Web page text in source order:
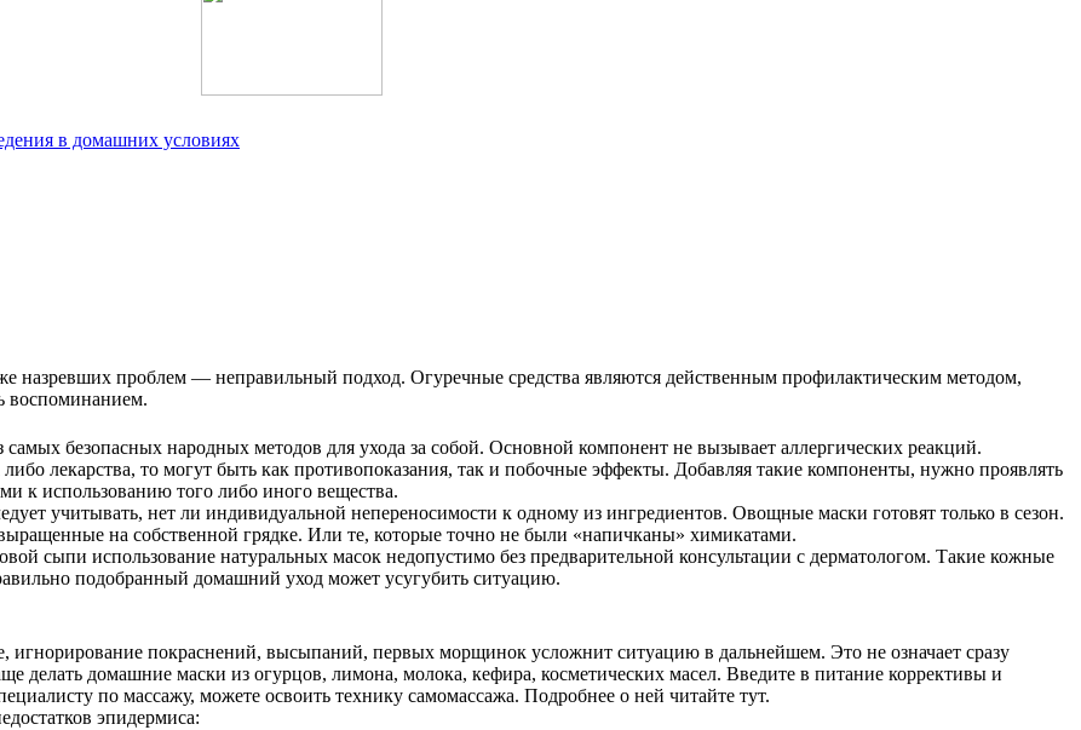
в домашних условиях
назревших проблем — неправильный подход. Огуречные средства являются действенным профилактическим методом,
воспоминанием.
безопасных народных методов для ухода за собой. Основной компонент не вызывает аллергических реакций.
лекарства, то могут быть как противопоказания, так и побочные эффекты. Добавляя такие компоненты, нужно проявлять
к использованию того либо иного вещества.
учитывать, нет ли индивидуальной непереносимости к одному из ингредиентов. Овощные маски готовят только в сезон.
на собственной грядке. Или те, которые точно не были «напичканы» химикатами.
сыпи использование натуральных масок недопустимо без предварительной консультации с дерматологом. Такие кожные
подобранный домашний уход может усугубить ситуацию.
покраснений, высыпаний, первых морщинок усложнит ситуацию в дальнейшем. Это не означает сразу
делать домашние маски из огурцов, лимона, молока, кефира, косметических масел. Введите в питание коррективы и
по массажу, можете освоить технику самомассажа. Подробнее о ней читайте тут.
эпидермиса: